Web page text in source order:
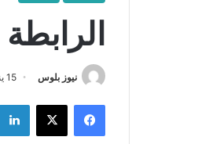
الرابطة 1: الترجي يفوز على النجم الساحلي
نيوز بلوس 15 يناير، 2020
فيسبوك X